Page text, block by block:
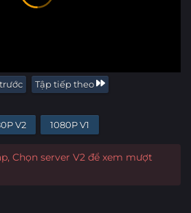
Tập tiếp theo
V2 1080P V1
Chọn server V2 để xem mượt